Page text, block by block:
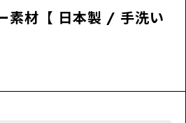
素材【 日本製 / 手洗い